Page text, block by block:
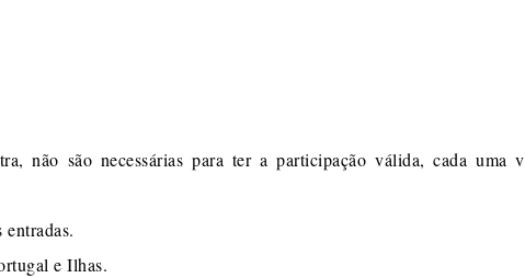
não são necessárias para ter a participação válida, cada uma
e Ilhas.